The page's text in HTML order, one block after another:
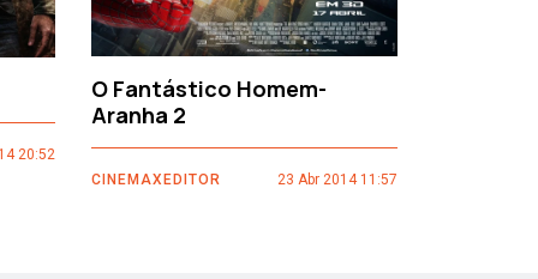
20:52
O Fantástico Homem-
Aranha 2
CINEMAXEDITOR 23 Abr 2014 11:57